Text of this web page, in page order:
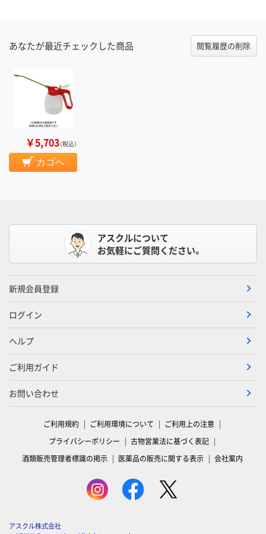
あなたが最近チェックした商品 閲覧履歴の削除
￥5,703（税込）
カゴへ
アスクルについて
お気軽にご質問ください。
新規会員登録
ログイン
ヘルプ
ご利用ガイド
お問い合わせ
ご利用規約 ご利用環境について
ご利用上の注意
プライバシーポリシー
古物営業法に基づく表記
酒類販売管理者標識の掲示
医薬品の販売に関する表示 会社案内
アスクル株式会社